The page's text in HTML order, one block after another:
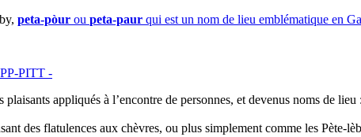
peta-pòur ou peta-paur qui est un nom de lieu emblématique en
PITT -
plaisants appliqués à l’encontre de personnes, et devenus noms de
des flatulences aux chèvres, ou plus simplement comme les Pète-